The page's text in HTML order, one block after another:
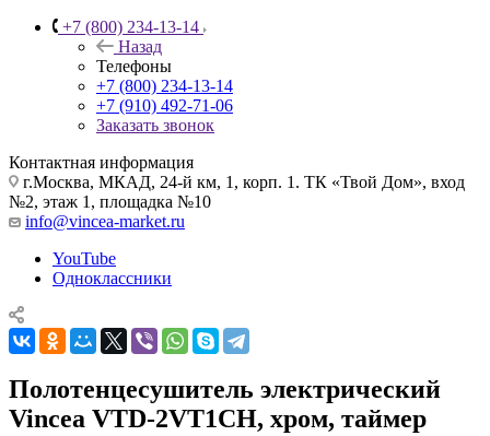
+7 (800) 234-13-14
Назад
Телефоны
+7 (800) 234-13-14
+7 (910) 492-71-06
Заказать звонок
Контактная информация
г.Москва, МКАД, 24-й км, 1, корп. 1. ТК «Твой Дом», вход
№2, этаж 1, площадка №10
info@vincea-market.ru
YouTube
Одноклассники
Полотенцесушитель электрический
Vincea VTD-2VT1CH, хром, таймер